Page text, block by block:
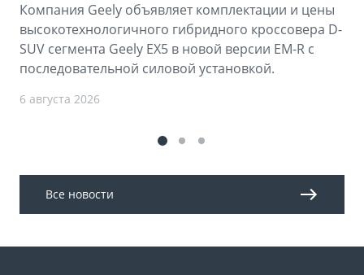
Компания Geely объявляет комплектации и цены
высокотехнологичного гибридного кроссовера D-
SUV сегмента Geely EX5 в новой версии EM-R с
последовательной силовой установкой.
6 августа 2026
Все новости